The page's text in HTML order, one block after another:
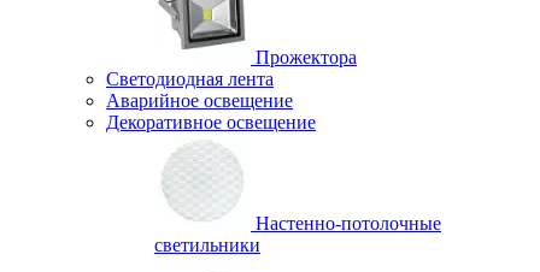
Прожектора
Светодиодная лента
Аварийное освещение
Декоративное освещение
Настенно-потолочные
светильники